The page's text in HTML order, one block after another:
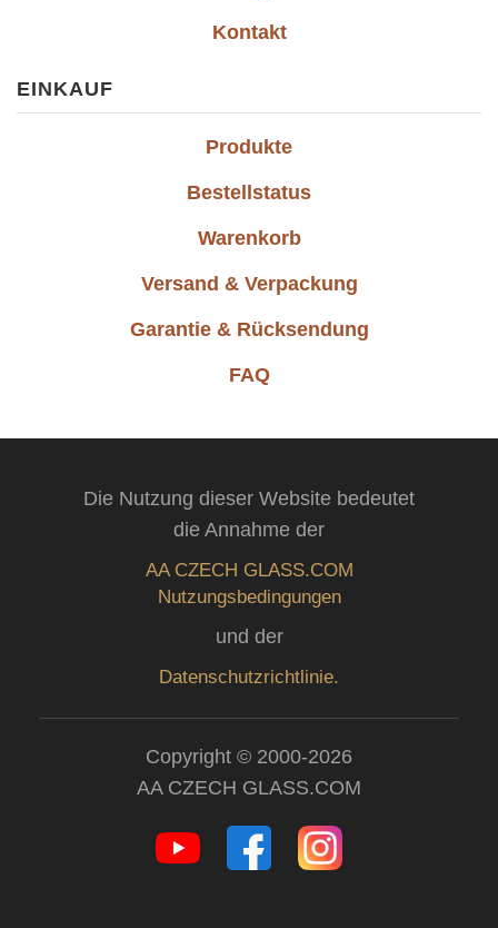
Kontakt
EINKAUF
Produkte
Bestellstatus
Warenkorb
Versand & Verpackung
Garantie & Rücksendung
FAQ
Die Nutzung dieser Website bedeutet
die Annahme der
AA CZECH GLASS.COM
Nutzungsbedingungen
und der
Datenschutzrichtlinie.
Copyright © 2000-2026
AA CZECH GLASS.COM